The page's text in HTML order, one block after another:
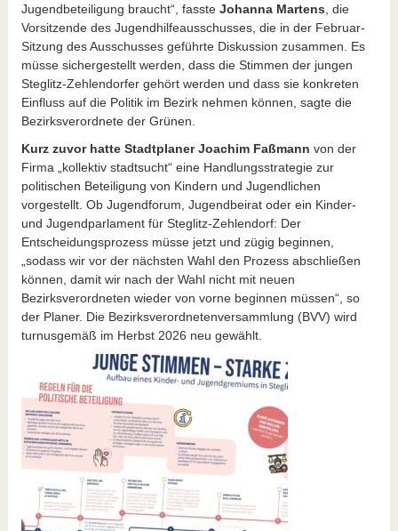
Jugendbeteiligung braucht“, fasste Johanna Martens , die
Vorsitzende des Jugendhilfeausschusses, die in der Februar-
Sitzung des Ausschusses geführte Diskussion zusammen. Es
müsse sichergestellt werden, dass die Stimmen der jungen
Steglitz-Zehlendorfer gehört werden und dass sie konkreten
Einfluss auf die Politik im Bezirk nehmen können, sagte die
Bezirksverordnete der Grünen.
Kurz zuvor hatte Stadtplaner Joachim Faßmann von der
Firma „kollektiv stadtsucht“ eine Handlungsstrategie zur
politischen Beteiligung von Kindern und Jugendlichen
vorgestellt. Ob Jugendforum, Jugendbeirat oder ein Kinder-
und Jugendparlament für Steglitz-Zehlendorf: Der
Entscheidungsprozess müsse jetzt und zügig beginnen,
„sodass wir vor der nächsten Wahl den Prozess abschließen
können, damit wir nach der Wahl nicht mit neuen
Bezirksverordneten wieder von vorne beginnen müssen“, so
der Planer. Die Bezirksverordnetenversammlung (BVV) wird
turnusgemäß im Herbst 2026 neu gewählt.